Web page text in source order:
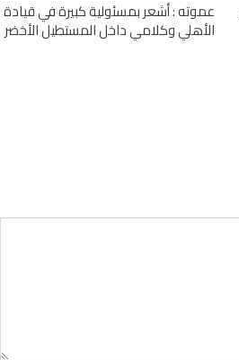
عموته : أشعر بمسئولية كبيرة في قيادة
الأهلي وكلامي داخل المستطيل الأخضر